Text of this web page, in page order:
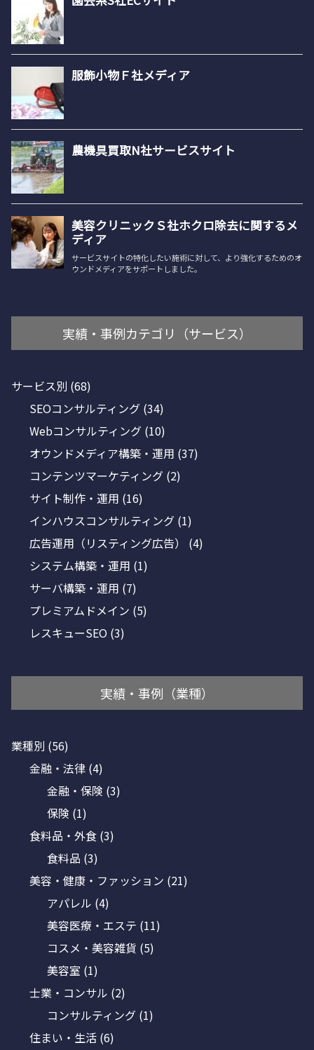
実績・事例カテゴリ（サービス）
サービス別 (68)
SEOコンサルティング (34)
Webコンサルティング (10)
オウンドメディア構築・運用 (37)
コンテンツマーケティング (2)
サイト制作・運用 (16)
インハウスコンサルティング (1)
広告運用（リスティング広告） (4)
システム構築・運用 (1)
サーバ構築・運用 (7)
プレミアムドメイン (5)
レスキューSEO (3)
実績・事例（業種）
業種別 (56)
金融・法律 (4)
金融・保険 (3)
保険 (1)
食料品・外食 (3)
食料品 (3)
美容・健康・ファッション (21)
アパレル (4)
美容医療・エステ (11)
コスメ・美容雑貨 (5)
美容室 (1)
士業・コンサル (2)
コンサルティング (1)
住まい・生活 (6)